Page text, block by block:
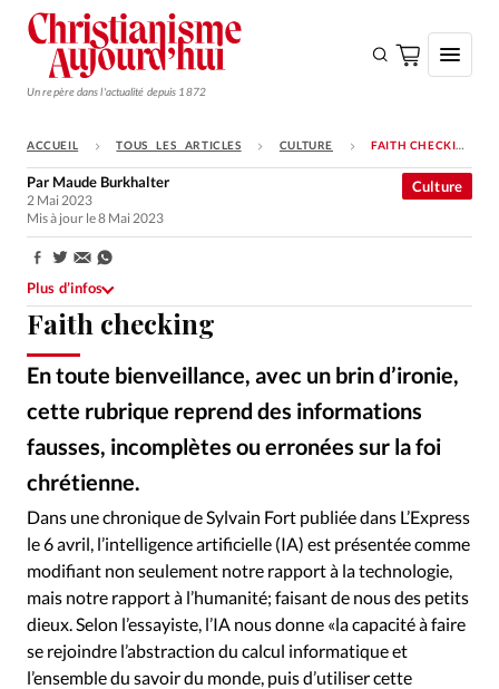
Un repère dans l'actualité depuis 1872
S'ABONNER
Monde
Opinions
Tous les articles
Faire un don
Emploi
Se connecter
Devise:CHF
Tous les articles
Actualité chrétienne
Actualité internationale
Chronique
Culture
Dossier
Eglises Foi Génération réveil
Monde
ACCUEIL TOUS LES ARTICLES CULTURE FAITH CHECKING
Faith checking
En toute bienveillance, avec un brin d’ironie,
cette rubrique reprend des informations
fausses, incomplètes ou erronées sur la foi
chrétienne.
Culture
Par Maude Burkhalter
2 Mai 2023
Mis à jour le 8 Mai 2023
Partager:
Plus d’infos
Dans une chronique de Sylvain Fort publiée dans L’Express
le 6 avril, l’intelligence artificielle (IA) est présentée comme
modifiant non seulement notre rapport à la technologie,
mais notre rapport à l’humanité; faisant de nous des petits
dieux. Selon l’essayiste, l’IA nous donne «la capacité à faire
se rejoindre l’abstraction du calcul informatique et
l’ensemble du savoir du monde, puis d’utiliser cette